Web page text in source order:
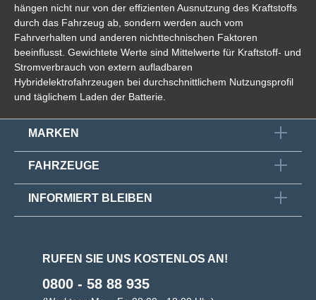
hängen nicht nur von der effizienten Ausnutzung des Kraftstoffs
durch das Fahrzeug ab, sondern werden auch vom
Fahrverhalten und anderen nichttechnischen Faktoren
beeinflusst. Gewichtete Werte sind Mittelwerte für Kraftstoff- und
Stromverbrauch von extern aufladbaren
Hybridelektrofahrzeugen bei durchschnittlichem Nutzungsprofil
und täglichem Laden der Batterie.
MARKEN
FAHRZEUGE
INFORMIERT BLEIBEN
RUFEN SIE UNS KOSTENLOS AN!
0800 - 58 88 935